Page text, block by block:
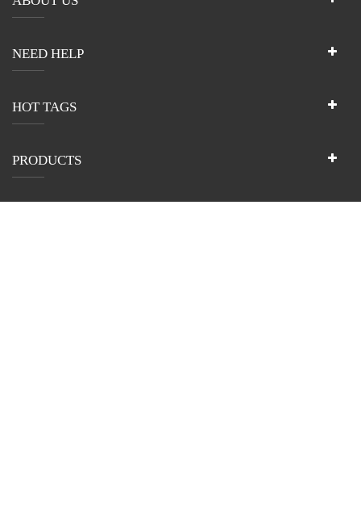
NEED HELP
HOT TAGS
PRODUCTS